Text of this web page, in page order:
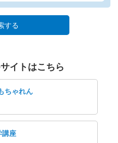
する
イトはこちら